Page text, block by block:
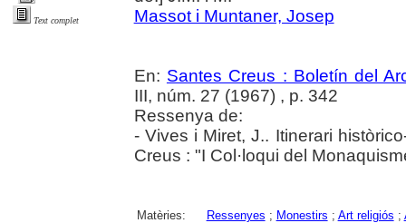
Text complet
Massot i Muntaner, Josep
En: Santes Creus : Boletín del
III, núm. 27 (1967) , p. 342
Ressenya de:
- Vives i Miret, J.. Itinerari
Creus : "I Col·loqui del
Matèries: Ressenyes ; Monestirs ; Art religiós ;